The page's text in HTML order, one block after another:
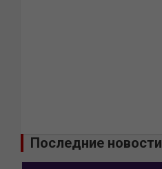
Последние новости